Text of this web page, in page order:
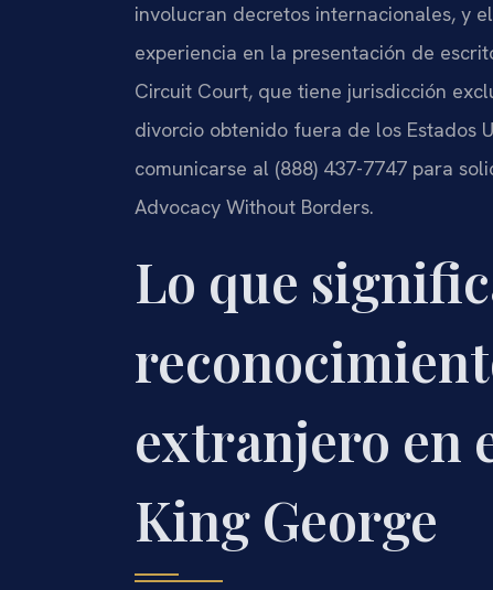
involucran decretos internacionales, y
experiencia en la presentación de
Circuit Court, que tiene jurisdicción
divorcio obtenido fuera de los Estados
comunicarse al (888) 437-7747 para
Advocacy Without Borders.
Lo que
extranjero en
King George